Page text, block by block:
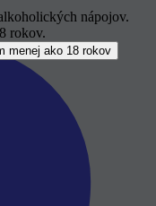
nápojov.
rokov.
menej ako 18 rokov